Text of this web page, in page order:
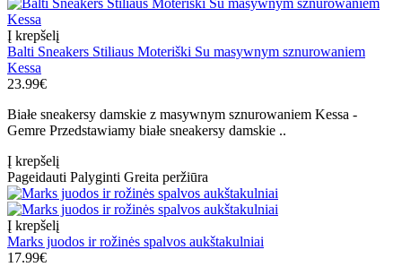
Į krepšelį
Balti Sneakers Stiliaus Moteriški Su masywnym sznurowaniem
Kessa
23.99€
Białe sneakersy damskie z masywnym sznurowaniem Kessa -
Gemre Przedstawiamy białe sneakersy damskie ..
Į krepšelį
Pageidauti Palyginti Greita peržiūra
Į krepšelį
Marks juodos ir rožinės spalvos aukštakulniai
17.99€